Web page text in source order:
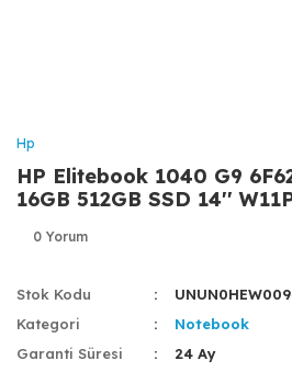
Hp
HP Elitebook 1040 G9
16GB 512GB SSD 14''
0 Yorum
Stok Kodu
Kategori
Notebook
Garanti Süresi
24 Ay